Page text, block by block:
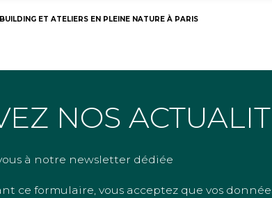
ET ATELIERS EN PLEINE NATURE À PARIS
NOS
à notre newsletter dédiée
ce formulaire, vous acceptez que vos